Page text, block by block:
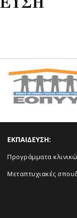
ΕΚΠΑΙΔΕΥΣΗ:
Προγράμματα
Μεταπτυχιακές